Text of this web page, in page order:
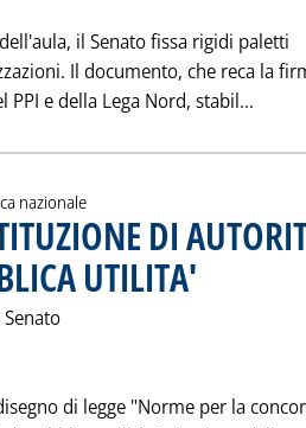
il Senato fissa rigidi paletti
Il documento, che reca la
e della Lega Nord, stabil...
nazionale
DI
UTILITA'
di legge "Norme per la